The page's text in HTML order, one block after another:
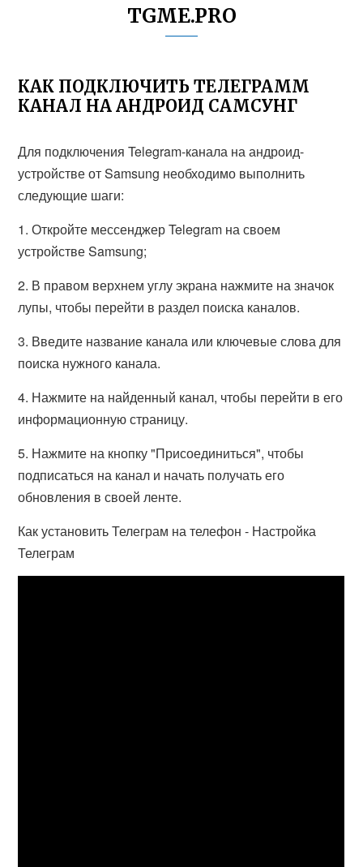
TGME.PRO
КАК ПОДКЛЮЧИТЬ ТЕЛЕГРАММ
КАНАЛ НА АНДРОИД САМСУНГ
Для подключения Telegram-канала на андроид-
устройстве от Samsung необходимо выполнить
следующие шаги:
1. Откройте мессенджер Telegram на своем
устройстве Samsung;
2. В правом верхнем углу экрана нажмите на значок
лупы, чтобы перейти в раздел поиска каналов.
3. Введите название канала или ключевые слова для
поиска нужного канала.
4. Нажмите на найденный канал, чтобы перейти в его
информационную страницу.
5. Нажмите на кнопку "Присоединиться", чтобы
подписаться на канал и начать получать его
обновления в своей ленте.
Как установить Телеграм на телефон - Настройка
Телеграм